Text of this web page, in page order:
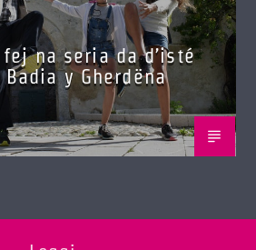
fej na seria da d’isté
y Gherdëna